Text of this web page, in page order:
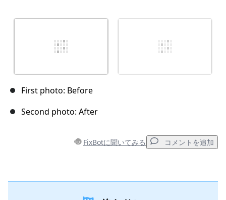
First photo: Before
Second photo: After
FixBotに聞いてみる コメントを追加